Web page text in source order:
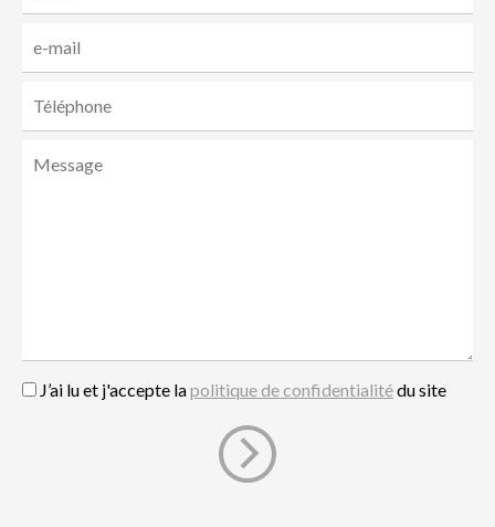
J’ai lu et j'accepte lapolitique de confidentialitédu site